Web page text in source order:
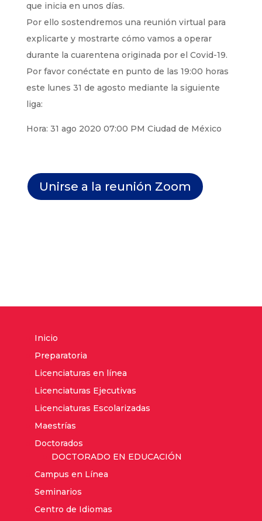
que inicia en unos días.
Por ello sostendremos una reunión virtual para
explicarte y mostrarte cómo vamos a operar
durante la cuarentena originada por el Covid-19.
Por favor conéctate en punto de las 19:00 horas
este lunes 31 de agosto mediante la siguiente
liga:
Hora: 31 ago 2020 07:00 PM Ciudad de México
Unirse a la reunión Zoom
Inicio
Preparatoria
Licenciaturas en línea
Licenciaturas Ejecutivas
Licenciaturas Escolarizadas
Maestrías
Doctorados
DOCTORADO EN EDUCACIÓN
Campus en Línea
Seminarios
Centro de Idiomas